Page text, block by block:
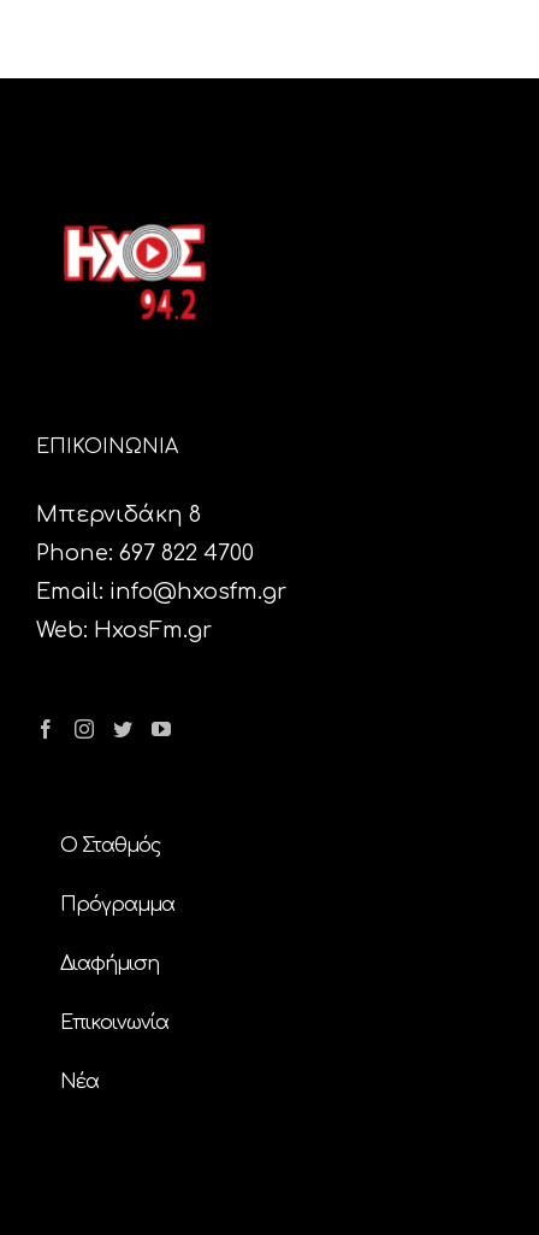
ΕΠΙΚΟΙΝΩΝΙΑ
Μπερνιδάκη 8
Phone: 697 822 4700
Email: info@hxosfm.gr
Web: HxosFm.gr
Ο Σταθμός
Πρόγραμμα
Διαφήμιση
Επικοινωνία
Nέα